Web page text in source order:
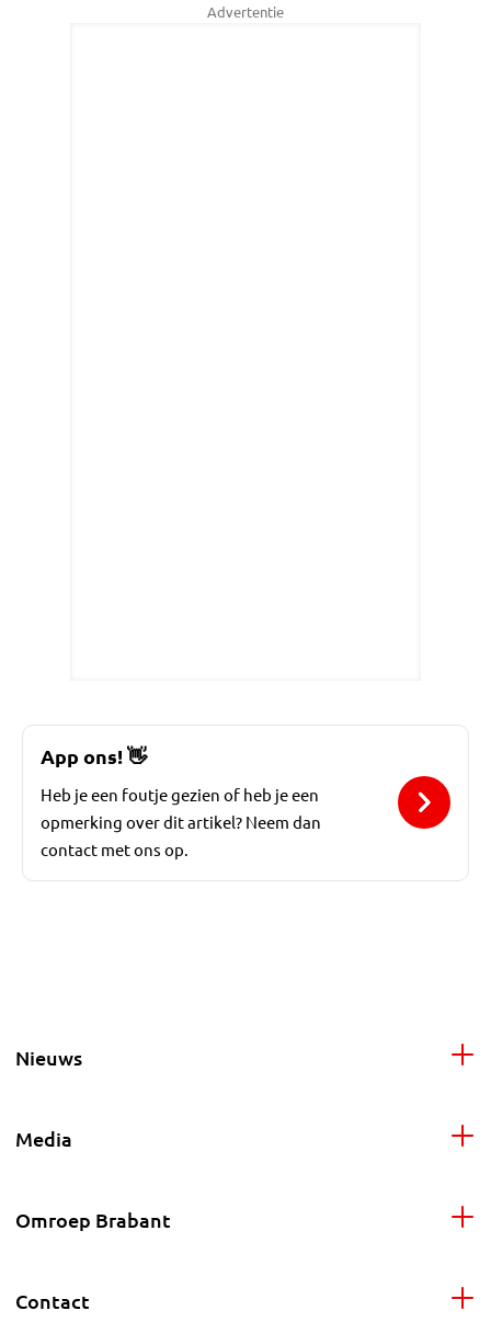
Advertentie
App ons! 👋
Heb je een foutje gezien of heb je een
opmerking over dit artikel? Neem dan
contact met ons op.
Nieuws
Media
Omroep Brabant
Contact